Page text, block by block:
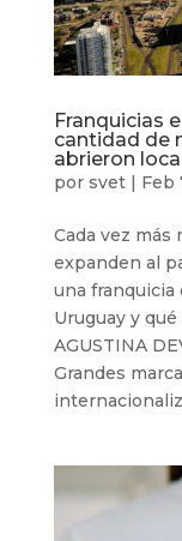
Franquicias
cantidad de
abrieron
por svet| Feb
Cada vez más
expanden al
una franquicia
Uruguay y
AGUSTINA
Grandes